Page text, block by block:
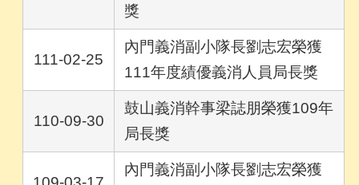
獎
111-02-25
內門義消副小隊長劉志宏榮獲
111年度績優義消人員局長獎
110-09-30
鼓山義消幹事梁誌朋榮獲109年
局長獎
內門義消副小隊長劉志宏榮獲